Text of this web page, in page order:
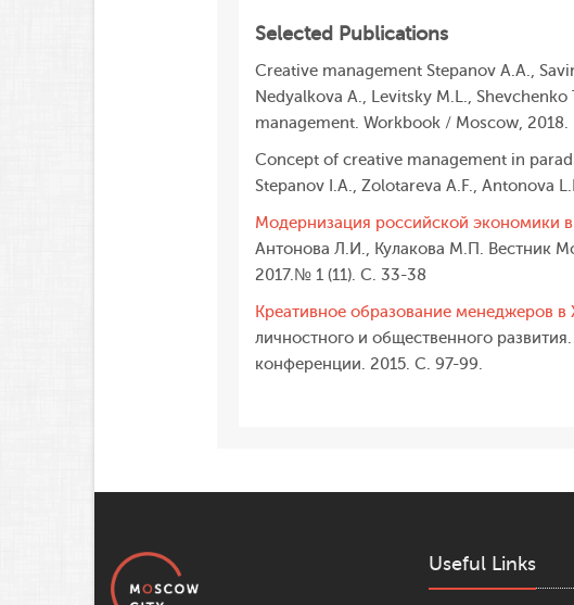
Selected Publications
Creative management Stepanov A.A.,
Nedyalkova A., Levitsky M.L.,
management. Workbook / Moscow, 2018.
Concept of creative management in
Stepanov I.A., Zolotareva A.F., Antonova
Модернизация российской экономики
Антонова Л.И., Кулакова М.П. Вестник
2017.№ 1 (11). С. 33-38
Креативное образование менеджеров в
личностного и общественного
конференции. 2015. С. 97-99.
Useful Links